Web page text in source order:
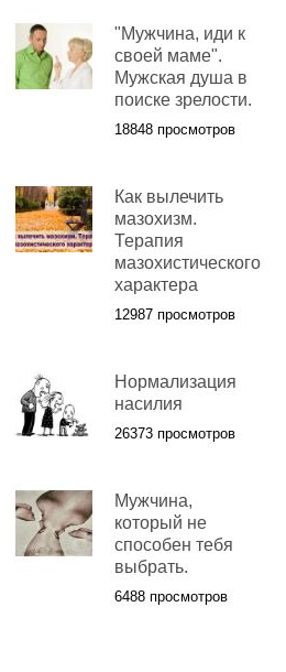
"Мужчина, иди к
своей маме".
Мужская душа в
поиске зрелости.
18848 просмотров
Как вылечить
мазохизм.
Терапия
мазохистического
характера
12987 просмотров
Нормализация
насилия
26373 просмотров
Мужчина,
который не
способен тебя
выбрать.
6488 просмотров